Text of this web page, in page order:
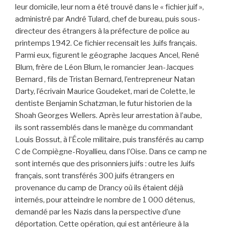
leur domicile, leur nom a été trouvé dans le « fichier juif »,
administré par André Tulard, chef de bureau, puis sous-
directeur des étrangers à la préfecture de police au
printemps 1942. Ce fichier recensait les Juifs français.
Parmi eux, figurent le géographe Jacques Ancel, René
Blum, frère de Léon Blum, le romancier Jean-Jacques
Bernard , fils de Tristan Bernard, l’entrepreneur Natan
Darty, l’écrivain Maurice Goudeket, mari de Colette, le
dentiste Benjamin Schatzman, le futur historien de la
Shoah Georges Wellers. Après leur arrestation à l’aube,
ils sont rassemblés dans le manège du commandant
Louis Bossut, à l’École militaire, puis transférés au camp
C de Compiègne-Royallieu, dans l’Oise. Dans ce camp ne
sont internés que des prisonniers juifs : outre les Juifs
français, sont transférés 300 juifs étrangers en
provenance du camp de Drancy où ils étaient déjà
internés, pour atteindre le nombre de 1 000 détenus,
demandé par les Nazis dans la perspective d’une
déportation. Cette opération, qui est antérieure à la